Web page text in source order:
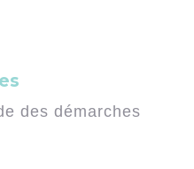
des démarches